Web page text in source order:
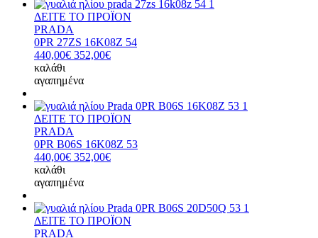
ΔΕΙΤΕ ΤΟ ΠΡΟΪΟΝ
PRADA
0PR 27ZS 16K08Z 54
440,00€ 352,00€
καλάθι
αγαπημένα
ΔΕΙΤΕ ΤΟ ΠΡΟΪΟΝ
PRADA
0PR B06S 16K08Z 53
440,00€ 352,00€
καλάθι
αγαπημένα
ΔΕΙΤΕ ΤΟ ΠΡΟΪΟΝ
PRADA